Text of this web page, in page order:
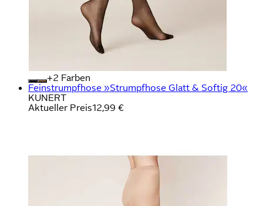
+
Farben
Feinstrumpfhose »Strumpfhose Glatt & Softig 20«
KUNERT
Aktueller Preis12,99 €